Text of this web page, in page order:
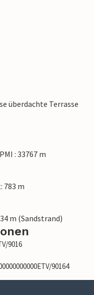
überdachte Terrasse
: 33767 m
783 m
m (Sandstrand)
9016
90164